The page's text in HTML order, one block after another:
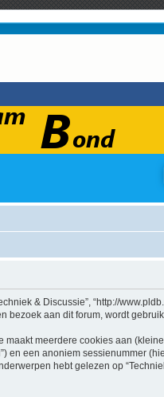
& Discussie”, “http://
bezoek aan dit forum, wordt
meerdere cookies aan
een anoniem sessienummer
hebt gelezen op